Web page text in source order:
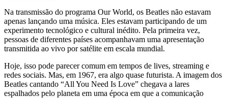
Na transmissão do programa Our World, os Beatles não estavam
apenas lançando uma música. Eles estavam participando de um
experimento tecnológico e cultural inédito. Pela primeira vez,
pessoas de diferentes países acompanhavam uma apresentação
transmitida ao vivo por satélite em escala mundial.
Hoje, isso pode parecer comum em tempos de lives, streaming e
redes sociais. Mas, em 1967, era algo quase futurista. A imagem dos
Beatles cantando “All You Need Is Love” chegava a lares
espalhados pelo planeta em uma época em que a comunicação